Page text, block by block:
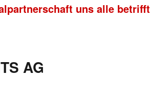
uns alle betrifft
AG